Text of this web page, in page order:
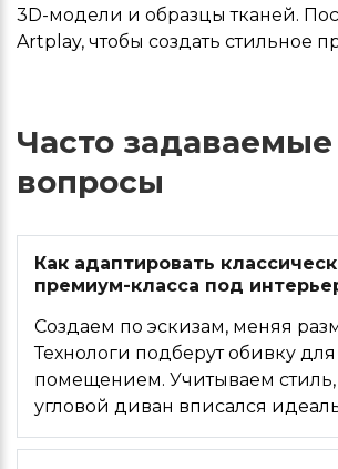
3D-модели и образцы тканей.
Artplay, чтобы создать стильное
Часто задаваемые
вопросы
Как адаптировать
премиум-класса под
Создаем по эскизам, меняя
Технологи подберут обивку
помещением. Учитываем стиль,
угловой диван вписался